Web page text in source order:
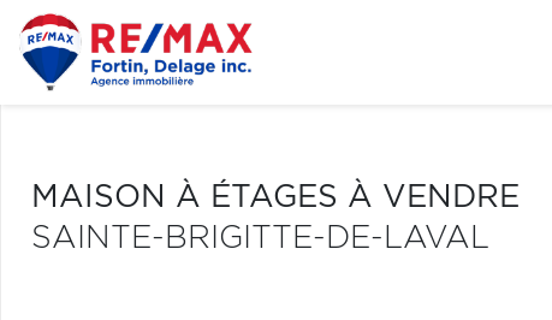
MAISON À ÉTAGES À VENDRE
SAINTE-BRIGITTE-DE-LAVAL